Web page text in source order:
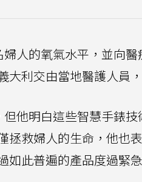
人的氧氣水平，並向
利交由當地醫護人員
他明白這些智慧手錶
拯救婦人的生命，他也
此普遍的產品度過緊